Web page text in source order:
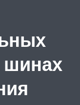
шинах